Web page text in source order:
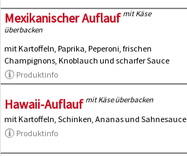
Mexikanischer Auflauf mit Käse
überbacken
mit Kartoffeln, Paprika, Peperoni, frischen
Champignons, Knoblauch und scharfer Sauce
Produktinfo
Hawaii-Auflauf mit Käse überbacken
mit Kartoffeln, Schinken, Ananas und Sahnesauce
Produktinfo